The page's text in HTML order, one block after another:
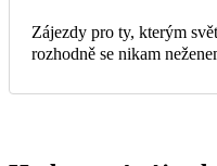
Zájezdy pro ty, kterým
rozhodně se nikam